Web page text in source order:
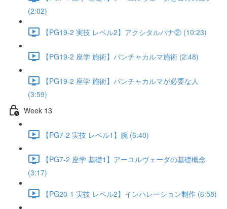
(2:02)
【PG19-2 実技 レベル2】アクシタルパナ② (10:23)
【PG19-2 座学 施術】パンチャカルマ施術 (2:48)
【PG19-2 座学 施術】パンチャカルマが必要な人
(3:59)
Week 13
【PG7-2 実技 レベル1】腕 (6:40)
【PG7-2 座学 基礎1】アーユルヴェーダの基礎概念
(3:17)
【PG20-1 実技 レベル2】インハレーション制作 (6:58)